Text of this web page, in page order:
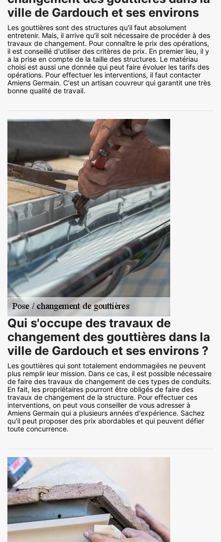
ville de Gardouch et ses environs
Les gouttières sont des structures qu'il faut absolument
entretenir. Mais, il arrive qu'il soit nécessaire de procéder à des
travaux de changement. Pour connaître le prix des opérations,
il est conseillé d'utiliser des critères de prix. En premier lieu, il y
a la prise en compte de la taille des structures. Le matériau
choisi est aussi une donnée qui peut faire évoluer les tarifs des
opérations. Pour effectuer les interventions, il faut contacter
Amiens Germain. C'est un artisan couvreur qui garantit une très
bonne qualité de travail.
Qui s'occupe des travaux de
changement des gouttières dans la
ville de Gardouch et ses environs ?
Les gouttières qui sont totalement endommagées ne peuvent
plus remplir leur mission. Dans ce cas, il est possible nécessaire
de faire des travaux de changement de ces types de conduits.
En fait, les propriétaires pourront être obligés de faire des
travaux de changement de la structure. Pour effectuer ces
interventions, on peut vous conseiller de vous adresser à
Amiens Germain qui a plusieurs années d'expérience. Sachez
qu'il peut proposer des prix abordables et qui peuvent défier
toute concurrence.